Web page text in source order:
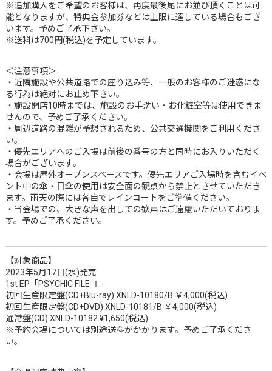
※追加購入をご希望のお客様は、再度最後尾にお並び頂くことは可
能となりますが、特典会参加券などは上限に達している場合もござ
います。予めご了承下さい。
※送料は700円(税込)を予定しています。
＜注意事項＞
・近隣施設や公共道路での座り込み等、一般のお客様のご迷惑にな
る行為は絶対にお止め下さい。
・施設開店10時までは、施設のお手洗い・お化粧室等は使用できま
せんので、予めご了承ください。
・周辺道路の混雑が予想されるため、公共交通機関をご利用くださ
い。
・優先エリアへのご入場は前後の番号の方と同時にお入りいただく
場合がございます。
・会場は屋外オープンスペースです。優先エリアご入場時を含むイベ
ント中の傘・日傘の使用は安全面の観点から禁止とさせていただき
ます。雨天の際には各自でレインコートをご準備ください。
・当会場での、大きな声を出しての歓声はご遠慮いただいておりま
す。予めご了承ください。
【対象商品】
2023年5月17日(水)発売
1st EP「PSYCHIC FILE Ⅰ」
初回生産限定盤(CD+Blu-ray) XNLD-10180/B ￥4,000(税込)
初回生産限定盤(CD+DVD) XNLD-10181/B ￥4,000(税込)
通常盤(CD) XNLD-10182 ¥1,650(税込)
※予約会場については別途送料がかかります。予めご了承くださ
い。